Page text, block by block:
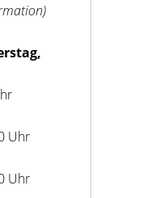
Uhr
Uhr